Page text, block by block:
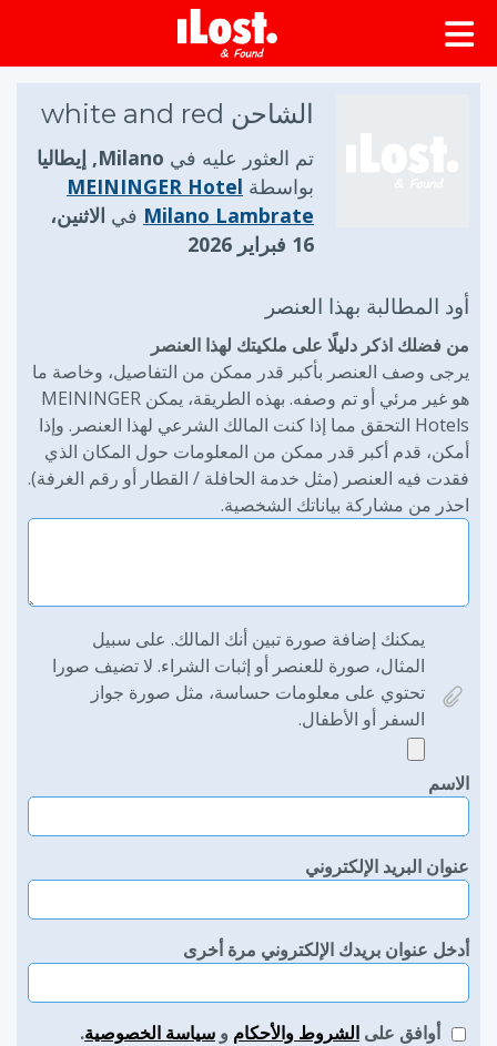
الشاحن white and red
تم العثور عليه في Milano, إيطاليا
بواسطة MEININGER Hotel
Milano Lambrate في الاثنين،
16 فبراير 2026
أود المطالبة بهذا العنصر
من فضلك اذكر دليلًا على ملكيتك لهذا العنصر
يرجى وصف العنصر بأكبر قدر ممكن من التفاصيل، وخاصة ما
هو غير مرئي أو تم وصفه. بهذه الطريقة، يمكن MEININGER
Hotels التحقق مما إذا كنت المالك الشرعي لهذا العنصر. وإذا
أمكن، قدم أكبر قدر ممكن من المعلومات حول المكان الذي
فقدت فيه العنصر (مثل خدمة الحافلة / القطار أو رقم الغرفة).
احذر من مشاركة بياناتك الشخصية.
يمكنك إضافة صورة تبين أنك المالك. على سبيل
المثال، صورة للعنصر أو إثبات الشراء. لا تضيف صورا
تحتوي على معلومات حساسة، مثل صورة جواز
السفر أو الأطفال.
الاسم
عنوان البريد الإلكتروني
أدخل عنوان بريدك الإلكتروني مرة أخرى
أوافق على الشروط والأحكام و سياسة الخصوصية.